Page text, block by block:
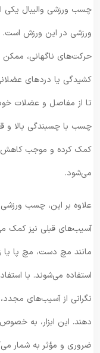
چسب ورزشی والیبال یکی
ورزشی در این ورزش است.
حرکت‌های ناگهانی،
کشیدگی یا دردهای
تا از مفاصل و عضلات
چسب با چسبندگی بالا و
کمک کرده و موجب کاهش
می‌شود.
علاوه بر این، چسب
آسیب‌های قبلی نیز کمک
مانند مچ دست، مچ پا یا
استفاده می‌شوند. با
نگرانی از آسیب‌های
دهند. این ابزار، به
ضروری و مؤثر به شمار